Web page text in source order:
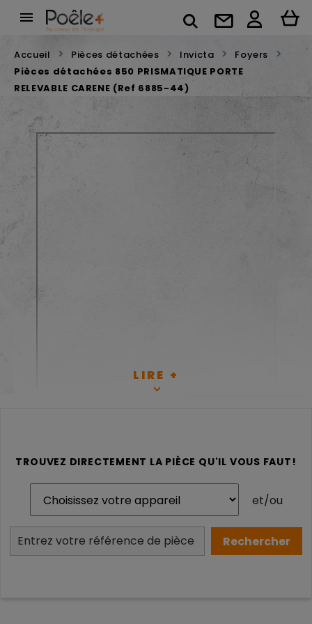

Accueil Pièces détachées Invicta
Foyers
Pièces détachées 850 PRISMATIQUE PORTE
RELEVABLE CARENE (Ref 6885-44)
RETROUVEZ SUR CETTE
LIRE +
TROUVEZ DIRECTEMENT LA PIÈCE QU'IL VOUS FAUT!
et/ou